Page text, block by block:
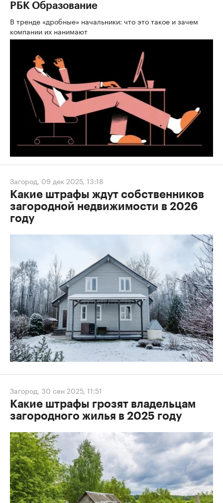
РБК Образование
В тренде «дробные» начальники: что это такое и зачем
компании их нанимают
Загород, 09 дек 2025, 13:18
Какие штрафы ждут собственников
загородной недвижимости в 2026
году
Загород, 30 сен 2025, 11:51
Какие штрафы грозят владельцам
загородного жилья в 2025 году